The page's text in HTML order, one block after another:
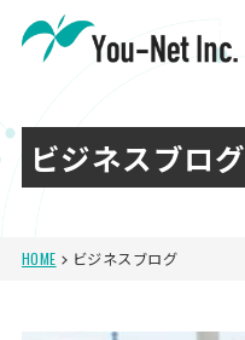
ビジネスブログ
HOME ビジネスブログ